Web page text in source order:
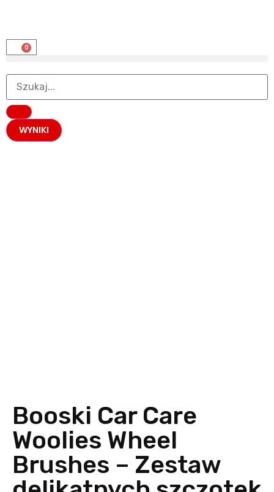
0
WYNIKI
Booski Car Care
Woolies Wheel
Brushes – Zestaw